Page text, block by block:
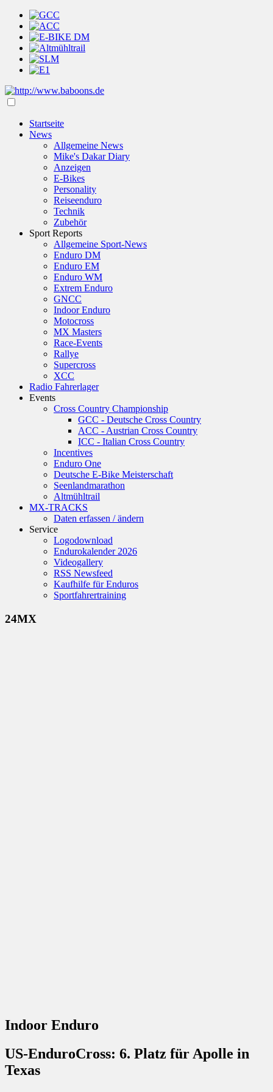
Startseite
News
Allgemeine News
Mike's Dakar Diary
Anzeigen
E-Bikes
Personality
Reiseenduro
Technik
Zubehör
Sport Reports
Allgemeine Sport-News
Enduro DM
Enduro EM
Enduro WM
Extrem Enduro
GNCC
Indoor Enduro
Motocross
MX Masters
Race-Events
Rallye
Supercross
XCC
Radio Fahrerlager
Events
Cross Country Championship
GCC - Deutsche Cross Country
ACC - Austrian Cross Country
ICC - Italian Cross Country
Incentives
Enduro One
Deutsche E-Bike Meisterschaft
Seenlandmarathon
Altmühltrail
MX-TRACKS
Daten erfassen / ändern
Service
Logodownload
Endurokalender 2026
Videogallery
RSS Newsfeed
Kaufhilfe für Enduros
Sportfahrertraining
24MX
Indoor Enduro
US-EnduroCross: 6. Platz für Apolle in
Texas